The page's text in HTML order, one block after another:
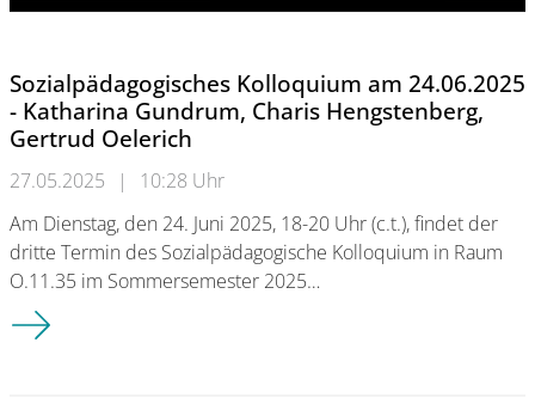
Sozialpädagogisches Kolloquium am 24.06.2025
- Katharina Gundrum, Charis Hengstenberg,
Gertrud Oelerich
27.05.2025 |
10:28 Uhr
Am Dienstag, den 24. Juni 2025, 18-20 Uhr (c.t.), findet der
dritte Termin des Sozialpädagogische Kolloquium in Raum
O.11.35 im Sommersemester 2025…
Sozialpädagogisches Kolloquium am 24.06.2025 -